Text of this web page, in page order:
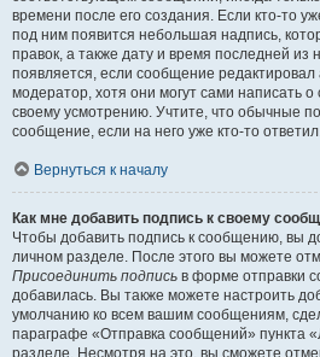
времени после его создания. Если кто-то
под ним появится небольшая надпись,
правок, а также дату и время последней из
появляется, если сообщение
модератор, хотя они могут сами написать
своему усмотрению. Учтите, что обычные
сообщение, если на него уже кто-то
Вернуться к началу
Как мне добавить подпись к своему
Чтобы добавить подпись к сообщению, вы
личном разделе. После этого вы можете
Присоединить подпись в форме отправки
добавилась. Вы также можете настроить
умолчанию ко всем вашим сообщениям,
параграфе «Отправка сообщений» пункта